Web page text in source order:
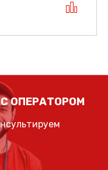
ОПЕРАТОРОМ